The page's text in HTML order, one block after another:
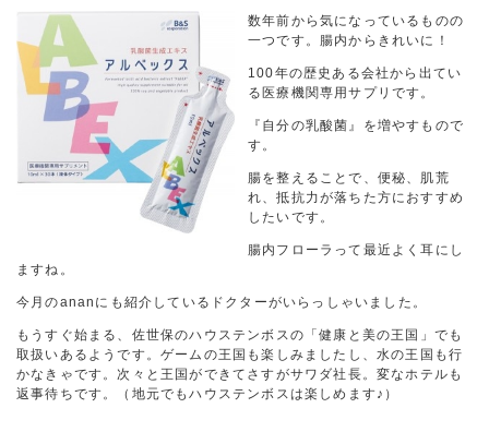
数年前から気になっているものの
一つです。腸内からきれいに！
100年の歴史ある会社から出てい
る医療機関専用サプリです。
『自分の乳酸菌』を増やすもので
す。
腸を整えることで、便秘、肌荒
れ、抵抗力が落ちた方におすすめ
したいです。
腸内フローラって最近よく耳にし
ますね。
今月のananにも紹介しているドクターがいらっしゃいました。
もうすぐ始まる、佐世保のハウステンボスの「健康と美の王国」でも
取扱いあるようです。ゲームの王国も楽しみましたし、水の王国も行
かなきゃです。次々と王国ができてさすがサワダ社長。変なホテルも
返事待ちです。（地元でもハウステンボスは楽しめます♪）